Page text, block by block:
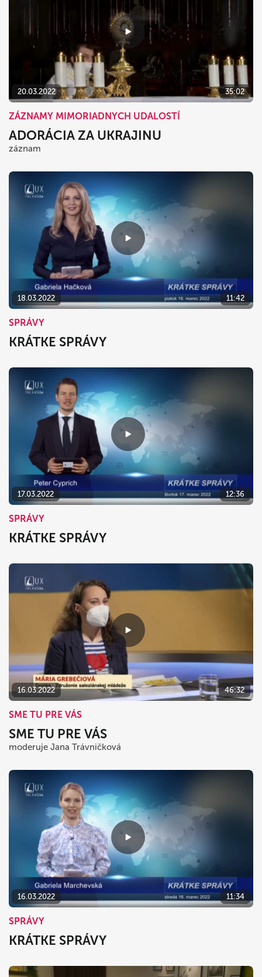
20.03.2022 35:02
ZÁZNAMY MIMORIADNYCH UDALOSTÍ
ADORÁCIA ZA UKRAJINU
záznam
18.03.2022 11:42
SPRÁVY
KRÁTKE SPRÁVY
17.03.2022 12:36
SPRÁVY
KRÁTKE SPRÁVY
16.03.2022 46:32
SME TU PRE VÁS
SME TU PRE VÁS
moderuje Jana Trávničková
16.03.2022 11:34
SPRÁVY
KRÁTKE SPRÁVY